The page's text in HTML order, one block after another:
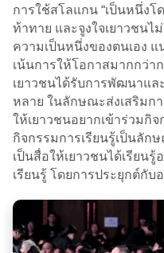
การใช้สโลแกน “เป็นหนึ่งโ
ท้าทาย และจูงใจเยาวชนไ
ความเป็นหนึ่งของตนเอง
เน้นการให้โอกาสมากกว่า
เยาวชนได้รับการพัฒนาแ
หลาย ในลักษณะส่งเสริมก
ให้เยาวชนอยากเข้าร่วมกิ
กิจกรรมการเรียนรู้เป็นลัก
เป็นสื่อให้เยาวชนได้เรียน
เรียนรู้ โดยการประยุกต์กั